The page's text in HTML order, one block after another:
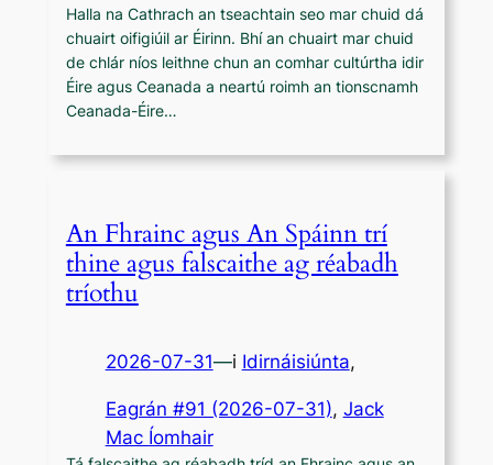
Halla na Cathrach an tseachtain seo mar chuid dá
chuairt oifigiúil ar Éirinn. Bhí an chuairt mar chuid
de chlár níos leithne chun an comhar cultúrtha idir
Éire agus Ceanada a neartú roimh an tionscnamh
Ceanada-Éire…
An Fhrainc agus An Spáinn trí
thine agus falscaithe ag réabadh
tríothu
2026-07-31—i Idirnáisiúnta,
Eagrán #91 (2026-07-31), Jack
Mac Íomhair